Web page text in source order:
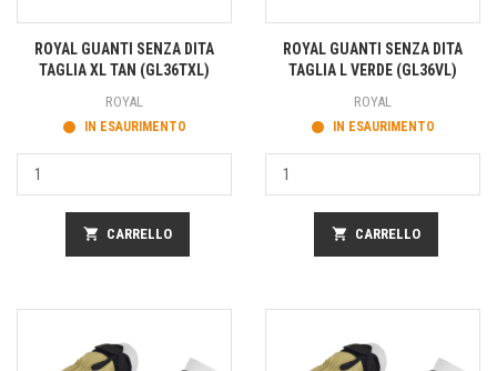
ROYAL GUANTI SENZA DITA
TAGLIA XL TAN (GL36TXL)
ROYAL
IN ESAURIMENTO
shopping_cart CARRELLO
ROYAL GUANTI SENZA DITA
TAGLIA L VERDE (GL36VL)
ROYAL
IN ESAURIMENTO
shopping_cart CARRELLO